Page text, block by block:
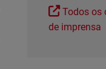
Todos os
de imprensa